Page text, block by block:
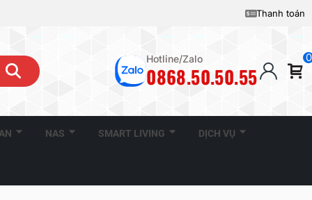
Thanh toán
Hotline/Zalo
0868.50.50.55
0
NAS SMART LIVING DỊCH VỤ